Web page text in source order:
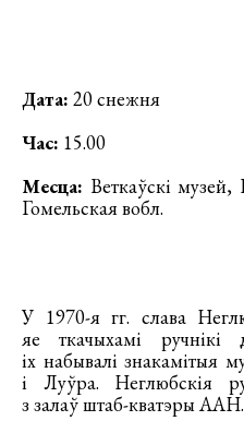
Дата: 20 снежня
Час: 15.00
Месца: Веткаўскі
Гомельская вобл.
У 1970-я гг. слава
яе ткачыхамі ручнікі
іх набывалі знакамітыя
і Луўра. Неглюбскія
з залаў штаб-кватэры ААН.